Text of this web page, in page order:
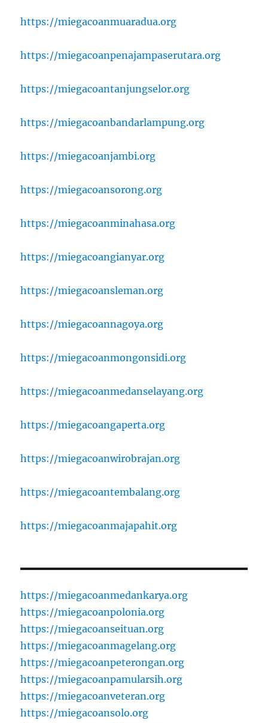
https://miegacoanmuaradua.org
https://miegacoanpenajampaserutara.org
https://miegacoantanjungselor.org
https://miegacoanbandarlampung.org
https://miegacoanjambi.org
https://miegacoansorong.org
https://miegacoanminahasa.org
https://miegacoangianyar.org
https://miegacoansleman.org
https://miegacoannagoya.org
https://miegacoanmongonsidi.org
https://miegacoanmedanselayang.org
https://miegacoangaperta.org
https://miegacoanwirobrajan.org
https://miegacoantembalang.org
https://miegacoanmajapahit.org
https://miegacoanmedankarya.org
https://miegacoanpolonia.org
https://miegacoanseituan.org
https://miegacoanmagelang.org
https://miegacoanpeterongan.org
https://miegacoanpamularsih.org
https://miegacoanveteran.org
https://miegacoansolo.org